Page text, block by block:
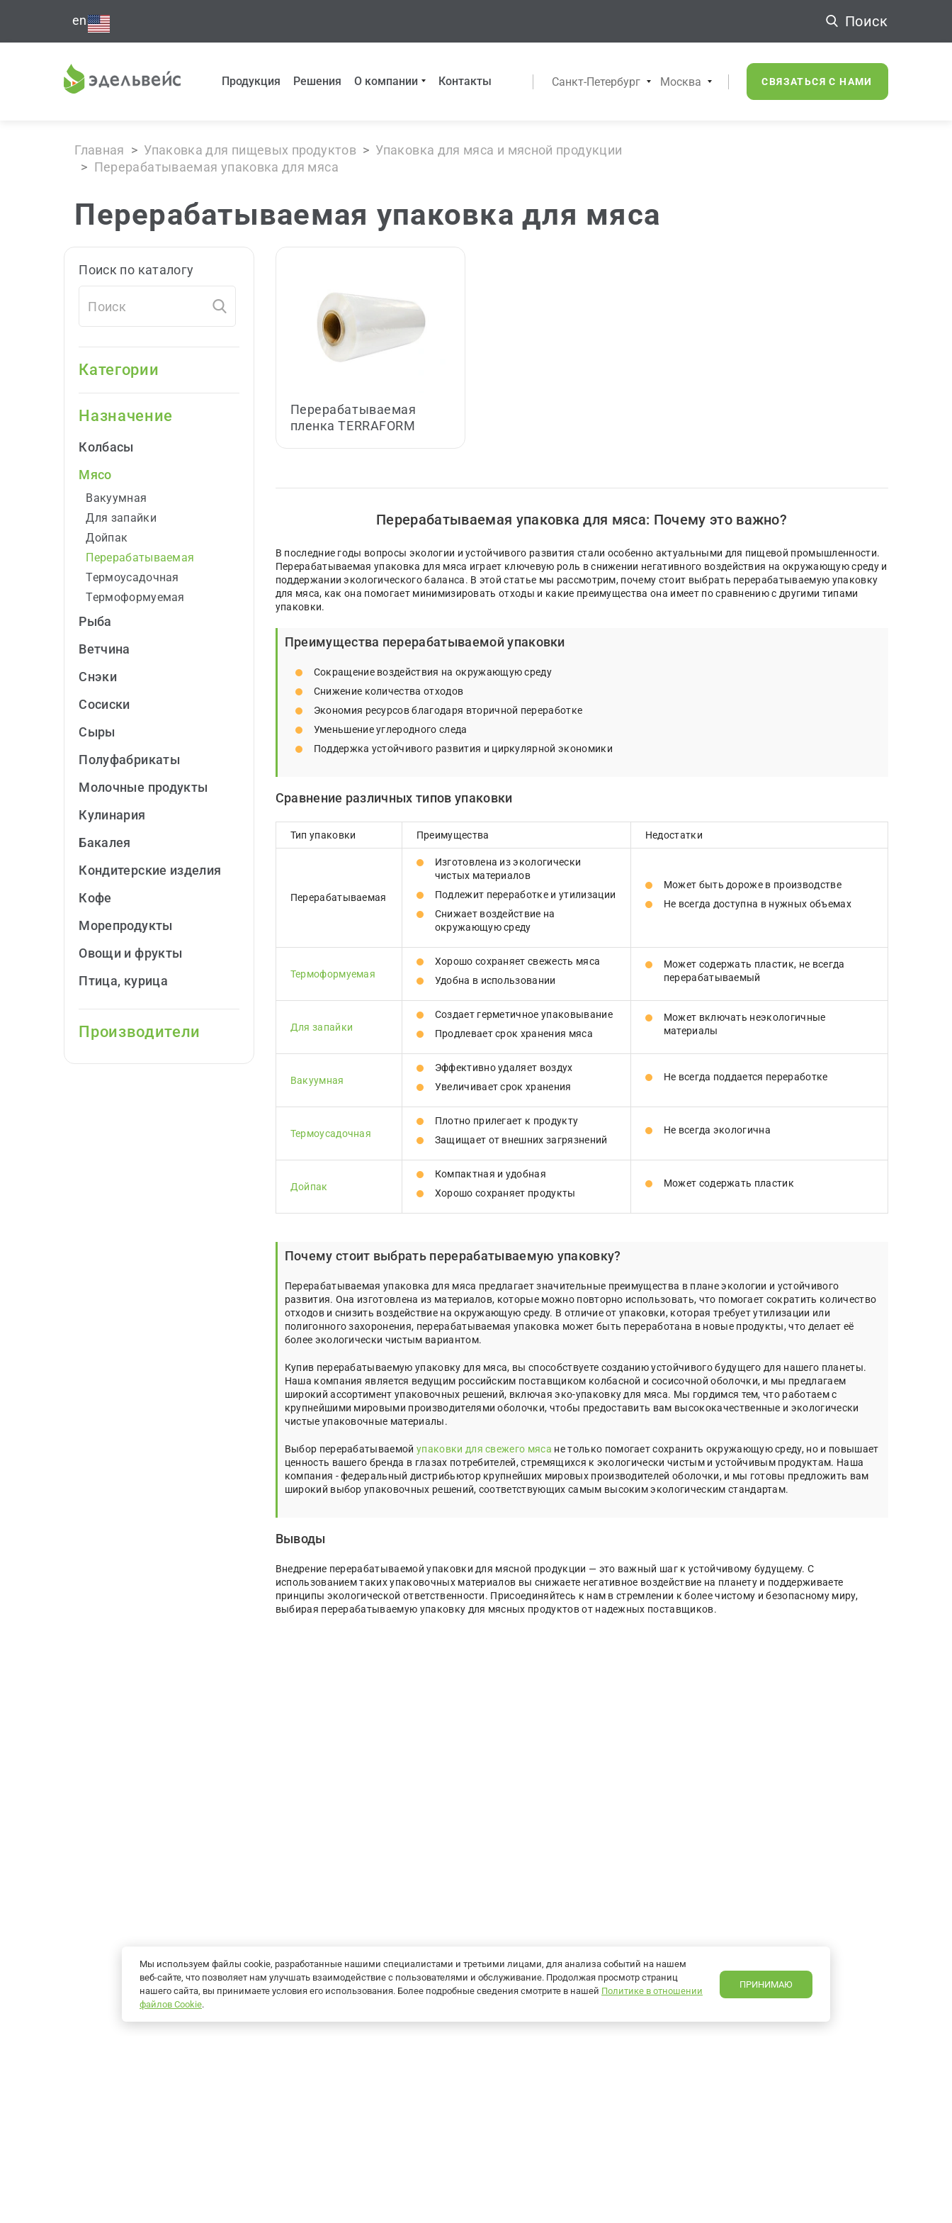
en Поиск
Продукция Решения О компании Контакты Санкт-Петербург Москва СВЯЗАТЬСЯ С НАМИ
Главная > Упаковка для пищевых продуктов > Упаковка для мяса и мясной продукции
> Перерабатываемая упаковка для мяса
Перерабатываемая упаковка для мяса
Поиск по каталогу
Категории
Назначение
Колбасы
Мясо
Вакуумная
Для запайки
Дойпак
Перерабатываемая
Термоусадочная
Термоформуемая
Рыба
Ветчина
Снэки
Сосиски
Сыры
Полуфабрикаты
Молочные продукты
Кулинария
Бакалея
Кондитерские изделия
Кофе
Морепродукты
Овощи и фрукты
Птица, курица
Производители
Перерабатываемая
пленка TERRAFORM
Перерабатываемая упаковка для мяса: Почему это важно?
В последние годы вопросы экологии и устойчивого развития стали особенно актуальными для пищевой промышленности.
Перерабатываемая упаковка для мяса играет ключевую роль в снижении негативного воздействия на окружающую среду и
поддержании экологического баланса. В этой статье мы рассмотрим, почему стоит выбрать перерабатываемую упаковку
для мяса, как она помогает минимизировать отходы и какие преимущества она имеет по сравнению с другими типами
упаковки.
Преимущества перерабатываемой упаковки
Сокращение воздействия на окружающую среду
Снижение количества отходов
Экономия ресурсов благодаря вторичной переработке
Уменьшение углеродного следа
Поддержка устойчивого развития и циркулярной экономики
Сравнение различных типов упаковки
Тип упаковки Преимущества Недостатки
Перерабатываемая
Изготовлена из экологически
чистых материалов
Подлежит переработке и утилизации
Снижает воздействие на
окружающую среду
Может быть дороже в производстве
Не всегда доступна в нужных объемах
Термоформуемая
Хорошо сохраняет свежесть мяса
Удобна в использовании
Может содержать пластик, не всегда
перерабатываемый
Для запайки
Создает герметичное упаковывание
Продлевает срок хранения мяса
Может включать неэкологичные
материалы
Вакуумная
Эффективно удаляет воздух
Увеличивает срок хранения
Не всегда поддается переработке
Термоусадочная
Плотно прилегает к продукту
Защищает от внешних загрязнений
Не всегда экологична
Дойпак
Компактная и удобная
Хорошо сохраняет продукты
Может содержать пластик
Почему стоит выбрать перерабатываемую упаковку?
Перерабатываемая упаковка для мяса предлагает значительные преимущества в плане экологии и устойчивого
развития. Она изготовлена из материалов, которые можно повторно использовать, что помогает сократить количество
отходов и снизить воздействие на окружающую среду. В отличие от упаковки, которая требует утилизации или
полигонного захоронения, перерабатываемая упаковка может быть переработана в новые продукты, что делает её
более экологически чистым вариантом.
Купив перерабатываемую упаковку для мяса, вы способствуете созданию устойчивого будущего для нашего планеты.
Наша компания является ведущим российским поставщиком колбасной и сосисочной оболочки, и мы предлагаем
широкий ассортимент упаковочных решений, включая эко-упаковку для мяса. Мы гордимся тем, что работаем с
крупнейшими мировыми производителями оболочки, чтобы предоставить вам высококачественные и экологически
чистые упаковочные материалы.
Выбор перерабатываемойупаковки для свежего мяса не только помогает сохранить окружающую среду, но и повышает
ценность вашего бренда в глазах потребителей, стремящихся к экологически чистым и устойчивым продуктам. Наша
компания - федеральный дистрибьютор крупнейших мировых производителей оболочки, и мы готовы предложить вам
широкий выбор упаковочных решений, соответствующих самым высоким экологическим стандартам.
Выводы
Внедрение перерабатываемой упаковки для мясной продукции — это важный шаг к устойчивому будущему. С
использованием таких упаковочных материалов вы снижаете негативное воздействие на планету и поддерживаете
принципы экологической ответственности. Присоединяйтесь к нам в стремлении к более чистому и безопасному миру,
выбирая перерабатываемую упаковку для мясных продуктов от надежных поставщиков.
Мы используем файлы cookie, разработанные нашими специалистами и третьими лицами, для анализа событий на нашем
веб-сайте, что позволяет нам улучшать взаимодействие с пользователями и обслуживание. Продолжая просмотр страниц
нашего сайта, вы принимаете условия его использования. Более подробные сведения смотрите в нашей Политике в отношении
файлов Cookie.
ПРИНИМАЮ